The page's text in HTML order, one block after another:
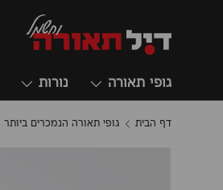
גופי תאורה נורות
דף הבית גופי תאורה הנמכרים ביותר